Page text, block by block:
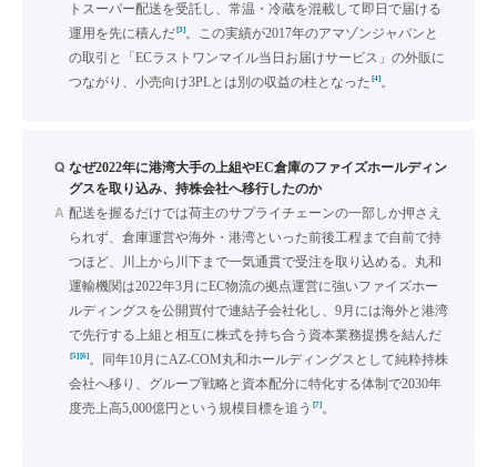
トスーパー配送を受託し、常温・冷蔵を混載して即日で届ける
運用を先に積んだ[3]。この実績が2017年のアマゾンジャパンと
の取引と「ECラストワンマイル当日お届けサービス」の外販に
つながり、小売向け3PLとは別の収益の柱となった [4]。
Q なぜ2022年に港湾大手の上組やEC倉庫のファイズホールディン
グスを取り込み、持株会社へ移行したのか
A 配送を握るだけでは荷主のサプライチェーンの一部しか押さえ
られず、倉庫運営や海外・港湾といった前後工程まで自前で持
つほど、川上から川下まで一気通貫で受注を取り込める。丸和
運輸機関は2022年3月にEC物流の拠点運営に強いファイズホー
ルディングスを公開買付で連結子会社化し、9月には海外と港湾
で先行する上組と相互に株式を持ち合う資本業務提携を結んだ
[5][6]。同年10月にAZ-COM丸和ホールディングスとして純粋持株
会社へ移り、グループ戦略と資本配分に特化する体制で2030年
度売上高5,000億円という規模目標を追う [7]。